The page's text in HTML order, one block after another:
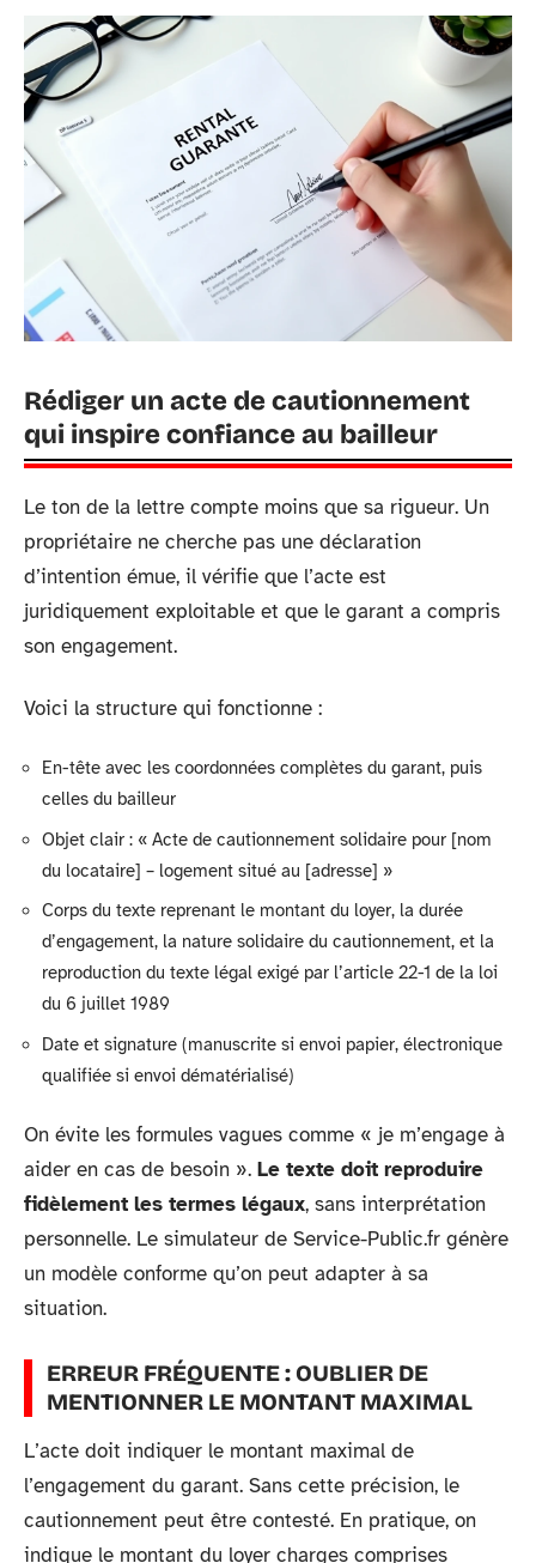
Rédiger un acte de cautionnement
qui inspire confiance au bailleur
Le ton de la lettre compte moins que sa rigueur. Un
propriétaire ne cherche pas une déclaration
d’intention émue, il vérifie que l’acte est
juridiquement exploitable et que le garant a compris
son engagement.
Voici la structure qui fonctionne :
En-tête avec les coordonnées complètes du garant, puis
celles du bailleur
Objet clair : « Acte de cautionnement solidaire pour [nom
du locataire] – logement situé au [adresse] »
Corps du texte reprenant le montant du loyer, la durée
d’engagement, la nature solidaire du cautionnement, et la
reproduction du texte légal exigé par l’article 22-1 de la loi
du 6 juillet 1989
Date et signature (manuscrite si envoi papier, électronique
qualifiée si envoi dématérialisé)
On évite les formules vagues comme « je m’engage à
aider en cas de besoin ». Le texte doit reproduire
fidèlement les termes légaux, sans interprétation
personnelle. Le simulateur de Service-Public.fr génère
un modèle conforme qu’on peut adapter à sa
situation.
ERREUR FRÉQUENTE : OUBLIER DE
MENTIONNER LE MONTANT MAXIMAL
L’acte doit indiquer le montant maximal de
l’engagement du garant. Sans cette précision, le
cautionnement peut être contesté. En pratique, on
indique le montant du loyer charges comprises